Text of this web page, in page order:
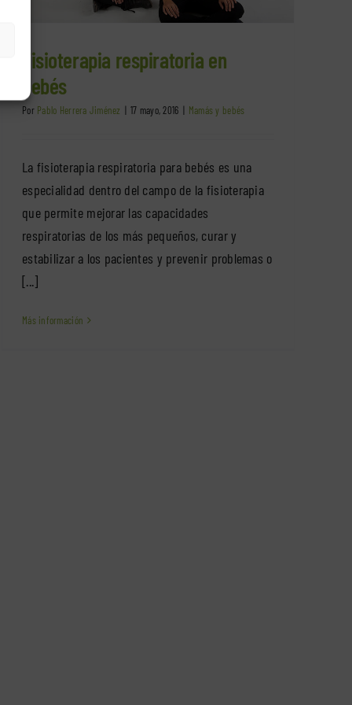
Fisioterapia respiratoria en
bebés
Por Pablo Herrera Jiménez 17 mayo, 2016 Mamás y bebés
La fisioterapia respiratoria para bebés es una
especialidad dentro del campo de la fisioterapia
que permite mejorar las capacidades
respiratorias de los más pequeños, curar y
estabilizar a los pacientes y prevenir problemas o
[...]
Más información